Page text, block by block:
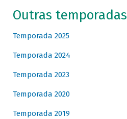
Outras temporadas
Temporada 2025
Temporada 2024
Temporada 2023
Temporada 2020
Temporada 2019